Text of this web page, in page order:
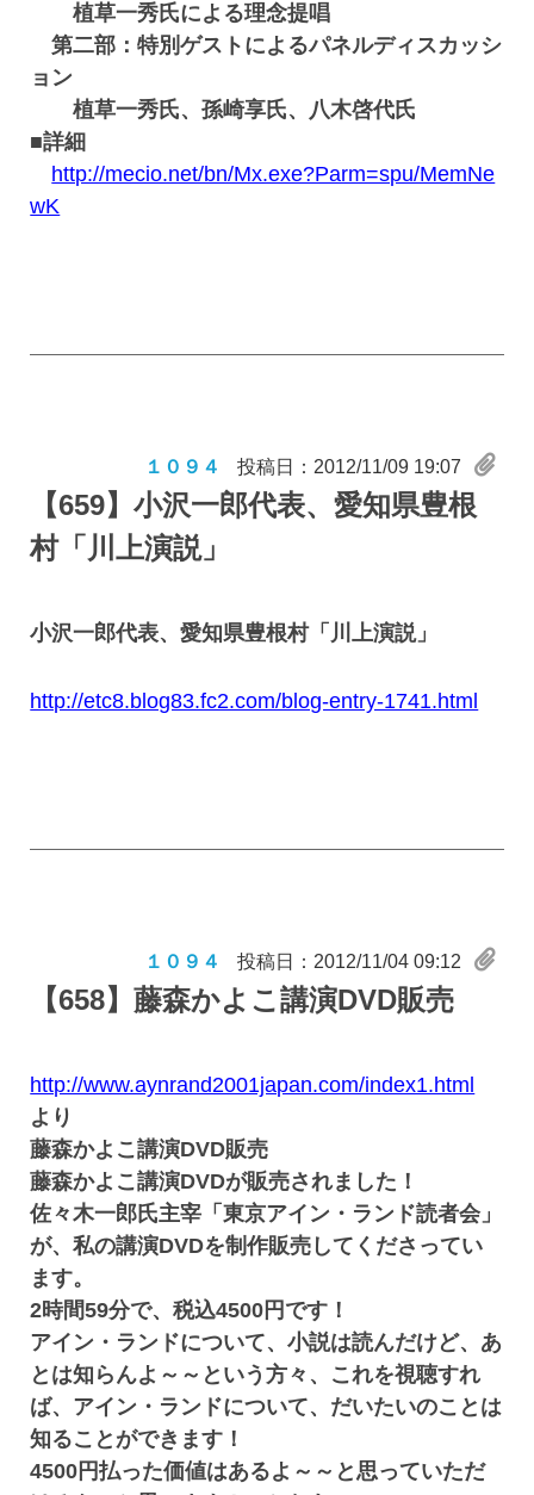
植草一秀氏による理念提唱
第二部：特別ゲストによるパネルディスカッシ
ョン
植草一秀氏、孫崎享氏、八木啓代氏
■詳細
http://mecio.net/bn/Mx.exe?Parm=spu/MemNe
wK
１０９４ 投稿日：2012/11/09 19:07
【659】小沢一郎代表、愛知県豊根
村「川上演説」
小沢一郎代表、愛知県豊根村「川上演説」
http://etc8.blog83.fc2.com/blog-entry-1741.html
１０９４ 投稿日：2012/11/04 09:12
【658】藤森かよこ講演DVD販売
http://www.aynrand2001japan.com/index1.html
より
藤森かよこ講演DVD販売
藤森かよこ講演DVDが販売されました！
佐々木一郎氏主宰「東京アイン・ランド読者会」
が、私の講演DVDを制作販売してくださってい
ます。
2時間59分で、税込4500円です！
アイン・ランドについて、小説は読んだけど、あ
とは知らんよ～～という方々、これを視聴すれ
ば、アイン・ランドについて、だいたいのことは
知ることができます！
4500円払った価値はあるよ～～と思っていただ